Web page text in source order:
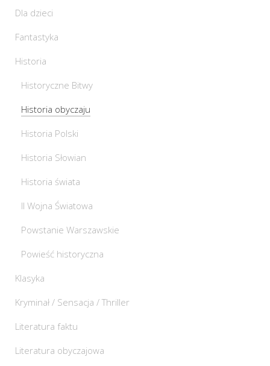
Dla dzieci
Fantastyka
Historia
Historyczne Bitwy
Historia obyczaju
Historia Polski
Historia Słowian
Historia świata
II Wojna Światowa
Powstanie Warszawskie
Powieść historyczna
Klasyka
Kryminał / Sensacja / Thriller
Literatura faktu
Literatura obyczajowa